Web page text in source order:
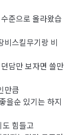
준으로 올라왔습
비스킬무기랑 비
담만 보자면 쓸만
만큼
을순 있기는 하지
힘들고